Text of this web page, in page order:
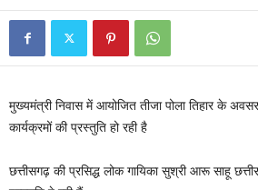
मुख्यमंत्री निवास में आयोजित तीजा पोला तिहार के
कार्यक्रमों की प्रस्तुति हो रही है
छत्तीसगढ़ की प्रसिद्ध लोक गायिका सुश्री आरू साहू